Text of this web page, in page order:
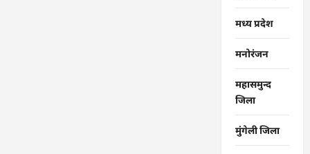
मध्य प्रदेश
मनोरंजन
महासमुन्द
जिला
मुंगेली जिला